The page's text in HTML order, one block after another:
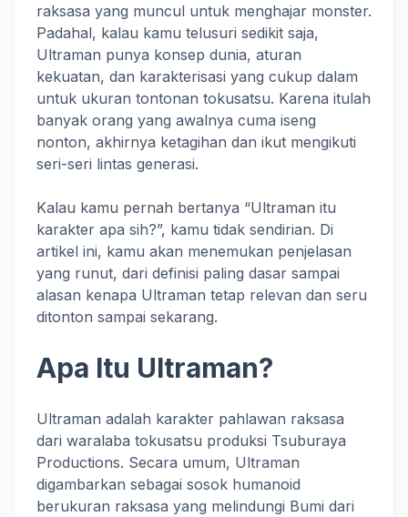
raksasa yang muncul untuk menghajar monster.
Padahal, kalau kamu telusuri sedikit saja,
Ultraman punya konsep dunia, aturan
kekuatan, dan karakterisasi yang cukup dalam
untuk ukuran tontonan tokusatsu. Karena itulah
banyak orang yang awalnya cuma iseng
nonton, akhirnya ketagihan dan ikut mengikuti
seri-seri lintas generasi.
Kalau kamu pernah bertanya “Ultraman itu
karakter apa sih?”, kamu tidak sendirian. Di
artikel ini, kamu akan menemukan penjelasan
yang runut, dari definisi paling dasar sampai
alasan kenapa Ultraman tetap relevan dan seru
ditonton sampai sekarang.
Apa Itu Ultraman?
Ultraman adalah karakter pahlawan raksasa
dari waralaba tokusatsu produksi Tsuburaya
Productions. Secara umum, Ultraman
digambarkan sebagai sosok humanoid
berukuran raksasa yang melindungi Bumi dari